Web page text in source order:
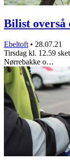
Bilist overså
Ebeltoft • 28.07.21
Tirsdag kl. 12.59
Nørrebakke o…